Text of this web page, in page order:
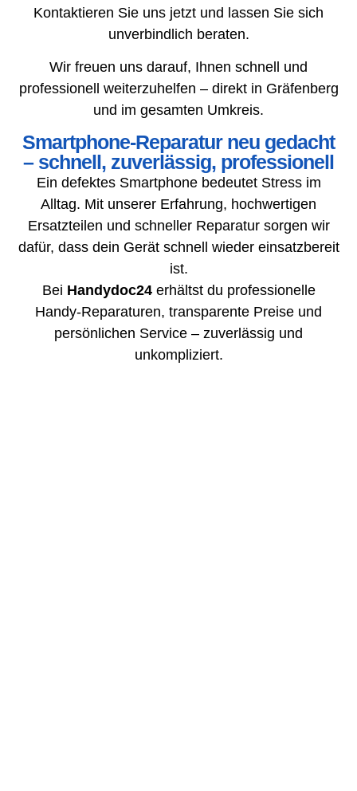
Kontaktieren Sie uns jetzt und lassen Sie sich
unverbindlich beraten.
Wir freuen uns darauf, Ihnen schnell und
professionell weiterzuhelfen – direkt in Gräfenberg
und im gesamten Umkreis.
Smartphone-Reparatur neu gedacht
– schnell, zuverlässig, professionell
Ein defektes Smartphone bedeutet Stress im
Alltag. Mit unserer Erfahrung, hochwertigen
Ersatzteilen und schneller Reparatur sorgen wir
dafür, dass dein Gerät schnell wieder einsatzbereit
ist.
Bei Handydoc24erhältst du professionelle
Handy-Reparaturen, transparente Preise und
persönlichen Service – zuverlässig und
unkompliziert.